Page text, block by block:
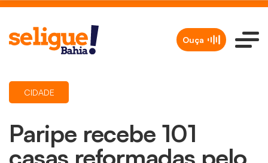
Ouça
Paripe recebe 101
casas reformadas pelo
CIDADE